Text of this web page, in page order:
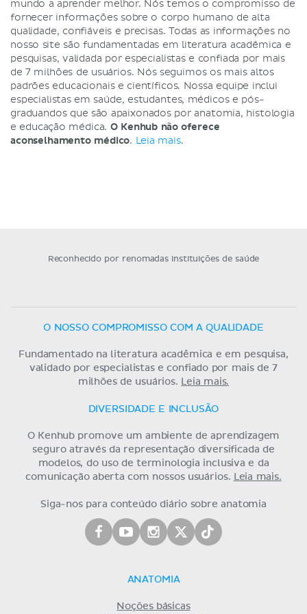
mundo a aprender melhor. Nós temos o compromisso de
fornecer informações sobre o corpo humano de alta
qualidade, confiáveis e precisas. Todas as informações no
nosso site são fundamentadas em literatura acadêmica e
pesquisas, validada por especialistas e confiada por mais
de 7 milhões de usuários. Nós seguimos os mais altos
padrões educacionais e científicos. Nossa equipe inclui
especialistas em saúde, estudantes, médicos e pós-
graduandos que são apaixonados por anatomia, histologia
e educação médica. O Kenhub não oferece
aconselhamento médico. Leia mais.
Reconhecido por renomadas instituições de saúde
O NOSSO COMPROMISSO COM A QUALIDADE
Fundamentado na literatura acadêmica e em pesquisa,
validado por especialistas e confiado por mais de 7
milhões de usuários. Leia mais.
DIVERSIDADE E INCLUSÃO
O Kenhub promove um ambiente de aprendizagem
seguro através da representação diversificada de
modelos, do uso de terminologia inclusiva e da
comunicação aberta com nossos usuários. Leia mais.
Siga-nos para conteúdo diário sobre anatomia
ANATOMIA
Noções básicas